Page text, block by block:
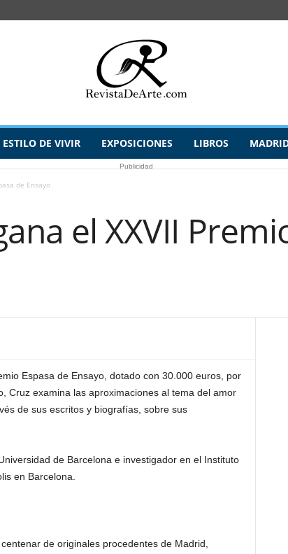
ESTILO DE VIVIR EXPOSICIONES LIBROS
Publicidad
de Ensayo
el XXVII
Espasa de Ensayo, dotado con 30.000 euros, por
Cruz examina las aproximaciones al tema del amor
de sus escritos y biografías, sobre sus
de Barcelona e investigador en el Instituto
en Barcelona.
de originales procedentes de Madrid,